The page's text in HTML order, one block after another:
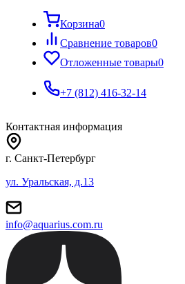
Корзина0
Сравнение товаров0
Отложенные товары0
+7 (812) 416-32-14
Контактная информация
г. Санкт-Петербург
ул. Уральская, д.13
info@aquarius.com.ru